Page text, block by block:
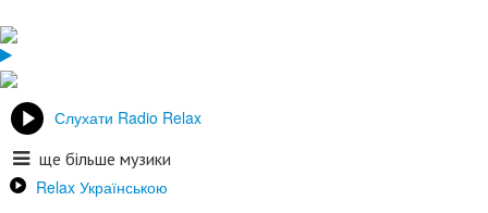
Слухати Radio Relax
ще більше музики
Relax Українською